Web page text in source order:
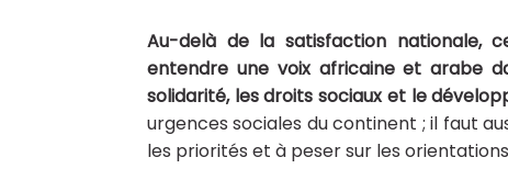
Au-delà de la satisfaction nationale,
entendre une voix africaine et arabe
solidarité, les droits sociaux et le
urgences sociales du continent ; il faut
les priorités et à peser sur les